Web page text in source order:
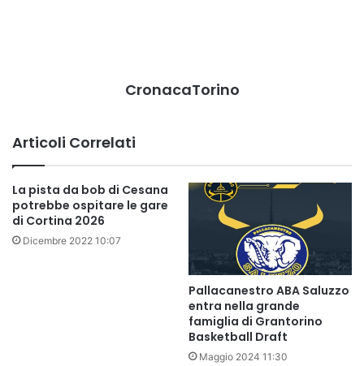
CronacaTorino
Articoli Correlati
La pista da bob di Cesana
potrebbe ospitare le gare
di Cortina 2026
Dicembre 2022 10:07
Pallacanestro ABA Saluzzo
entra nella grande
famiglia di Grantorino
Basketball Draft
Maggio 2024 11:30